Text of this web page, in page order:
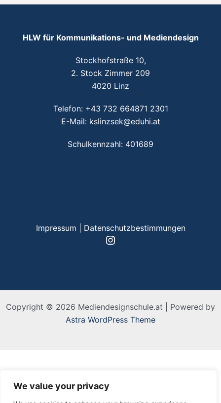
We value your privacy
HLW für Kommunikations- und Mediendesign
Stockhofstraße 10,
2. Stock Zimmer 209
4020 Linz
Telefon: +43 732 664871 2301
E-Mail: kslinzsek@eduhi.at
Schulkennzahl: 401689
Impressum Datenschutzbestimmungen
Instagram
Copyright © 2026 Mediendesignschule.at | Powered by
Astra WordPress Theme